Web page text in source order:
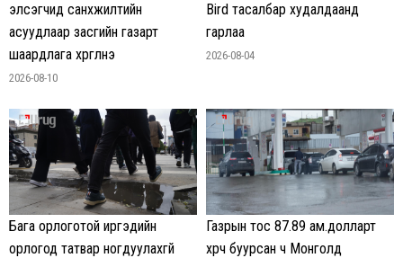
элсэгчид санхүүжилтийн
асуудлаар засгийн газарт
шаардлага хүргүүлнэ
2026-08-10
Bird тасалбар худалдаанд
гарлаа
2026-08-04
Бага орлоготой иргэдийн
орлогод татвар ногдуулахгүй
Газрын тос 87.89 ам.долларт
хүрч буурсан ч Монголд